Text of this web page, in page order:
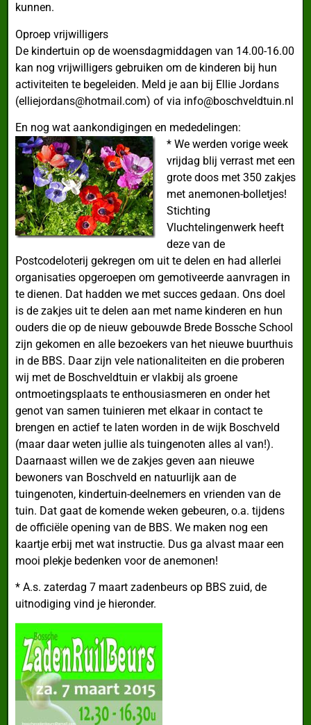
kunnen.
Oproep vrijwilligers
De kindertuin op de woensdagmiddagen van 14.00-16.00
kan nog vrijwilligers gebruiken om de kinderen bij hun
activiteiten te begeleiden. Meld je aan bij Ellie Jordans
(elliejordans@hotmail.com) of via info@boschveldtuin.nl
En nog wat aankondigingen en mededelingen:
* We werden vorige week
vrijdag blij verrast met een
grote doos met 350 zakjes
met anemonen-bolletjes!
Stichting
Vluchtelingenwerk heeft
deze van de
Postcodeloterij gekregen om uit te delen en had allerlei
organisaties opgeroepen om gemotiveerde aanvragen in
te dienen. Dat hadden we met succes gedaan. Ons doel
is de zakjes uit te delen aan met name kinderen en hun
ouders die op de nieuw gebouwde Brede Bossche School
zijn gekomen en alle bezoekers van het nieuwe buurthuis
in de BBS. Daar zijn vele nationaliteiten en die proberen
wij met de Boschveldtuin er vlakbij als groene
ontmoetingsplaats te enthousiasmeren en onder het
genot van samen tuinieren met elkaar in contact te
brengen en actief te laten worden in de wijk Boschveld
(maar daar weten jullie als tuingenoten alles al van!).
Daarnaast willen we de zakjes geven aan nieuwe
bewoners van Boschveld en natuurlijk aan de
tuingenoten, kindertuin-deelnemers en vrienden van de
tuin. Dat gaat de komende weken gebeuren, o.a. tijdens
de officiële opening van de BBS. We maken nog een
kaartje erbij met wat instructie. Dus ga alvast maar een
mooi plekje bedenken voor de anemonen!
* A.s. zaterdag 7 maart zadenbeurs op BBS zuid, de
uitnodiging vind je hieronder.